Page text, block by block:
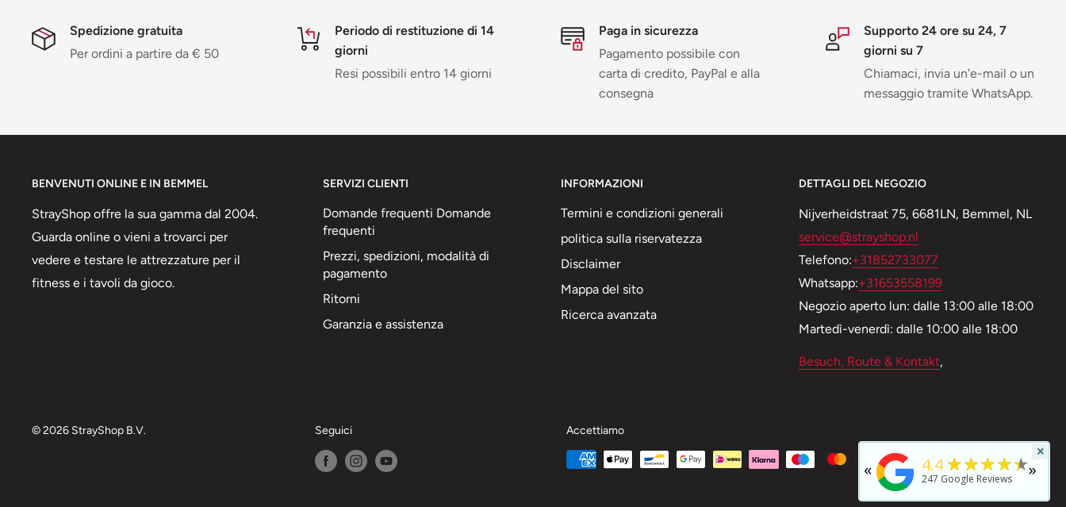
Spedizione gratuita
Per ordini a partire da € 50
Periodo di restituzione di 14
giorni
Resi possibili entro 14 giorni
Paga in sicurezza
Pagamento possibile con
carta di credito, PayPal e alla
consegna
Supporto 24 ore su 24, 7
giorni su 7
Chiamaci, invia un'e-mail o un
messaggio tramite WhatsApp.
BENVENUTI ONLINE E IN BEMMEL
StrayShop offre la sua gamma dal 2004.
Guarda online o vieni a trovarci per
vedere e testare le attrezzature per il
fitness e i tavoli da gioco.
SERVIZI CLIENTI
Domande frequenti Domande
frequenti
Prezzi, spedizioni, modalità di
pagamento
Ritorni
Garanzia e assistenza
INFORMAZIONI
Termini e condizioni generali
politica sulla riservatezza
Disclaimer
Mappa del sito
Ricerca avanzata
DETTAGLI DEL NEGOZIO
Nijverheidstraat 75, 6681LN, Bemmel, NL
service@strayshop.nl
Telefono:+31852733077
Whatsapp:+31653558199
Negozio aperto lun: dalle 13:00 alle 18:00
Martedì-venerdì: dalle 10:00 alle 18:00
Besuch, Route & Kontakt,
© 2026 StrayShop B.V. Seguici Accettiamo
4.4★★★★★
247 Google Reviews
« »
×